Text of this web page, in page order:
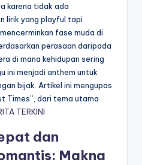
karena tidak ada
lirik yang playful tapi
fase muda di
perasaan daripada
di mana kehidupan sering
ini menjadi anthem untuk
bijak. Artikel ini mengupas
Times”, dari tema utama
TERKINI
dan
Makna